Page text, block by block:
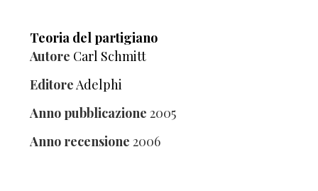
Teoria del partigiano
Autore Carl Schmitt
EditoreAdelphi
Anno pubblicazione 2005
Anno recensione 2006